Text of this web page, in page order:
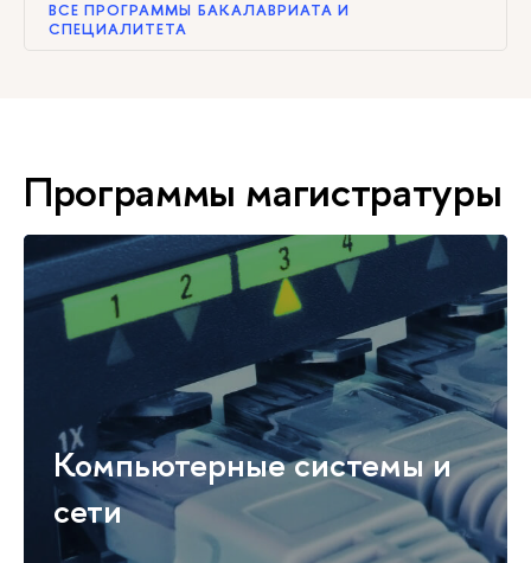
ВСЕ ПРОГРАММЫ БАКАЛАВРИАТА И
СПЕЦИАЛИТЕТА
Программы магистратуры
Компьютерные системы и
сети